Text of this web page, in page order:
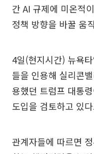
간 AI 규제에 미온적
정책 방향을 바꿀 움
4일(현지시간) 뉴욕
들을 인용해 실리콘
용했던 트럼프 대통
도입을 검토하고 있
관계자들에 따르면